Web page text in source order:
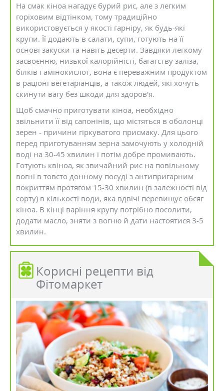
На смак кіноа нагадує бурий рис, але з легким
горіховим відтінком, тому традиційно
використовується у якості гарніру, як будь-які
крупи. Її додають в салати, супи, готують на її
основі закуски та навіть десерти. Завдяки легкому
засвоєнню, низької калорійністі, багатству заліза,
білків і амінокислот, вона є переважним продуктом
в раціоні вегетаріанців, а також людей, які хочуть
скинути вагу без шкоди для здоров'я.
Щоб смачно приготувати кіноа, необхідно
звільнити її від сапонінів, що містяться в оболонці
зерен - причини гіркуватого присмаку. Для цього
перед приготуванням зерна замочують у холодній
воді на 30-45 хвилин і потім добре промивають.
Готують квіноа, як звичайний рис на повільному
вогні в товсто донному посуді з антипригарним
покриттям протягом 15-30 хвилин (в залежності від
сорту) в кількості води, яка вдвічі перевищує обсяг
кіноа. В кінці варіння крупу потрібно посолити,
додати масло, зняти з вогню й дати настоятися 3-5
хвилин.
Корисні рецепти від
Фітомаркет